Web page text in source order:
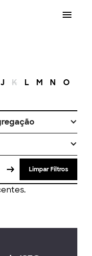
J K L M N O
Limpar Filtros